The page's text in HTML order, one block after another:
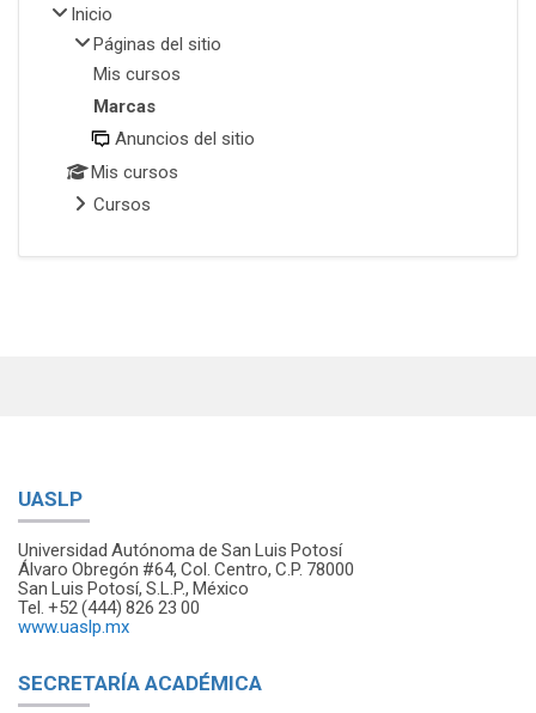
Inicio
Páginas del sitio
Mis cursos
Marcas
Anuncios del sitio
Mis cursos
Cursos
UASLP
Universidad Autónoma de San Luis Potosí
Álvaro Obregón #64, Col. Centro, C.P. 78000
San Luis Potosí, S.L.P., México
Tel. +52 (444) 826 23 00
www.uaslp.mx
SECRETARÍA ACADÉMICA